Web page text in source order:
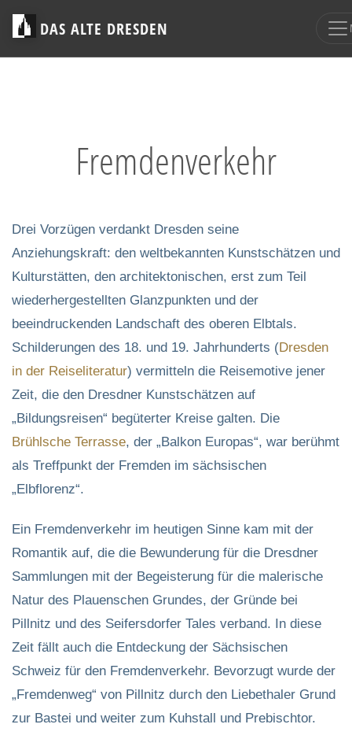
DAS ALTE DRESDEN
Fremdenverkehr
Drei Vorzügen verdankt Dresden seine
Anziehungskraft: den weltbekannten Kunstschätzen und
Kulturstätten, den architektonischen, erst zum Teil
wiederhergestellten Glanzpunkten und der
beeindruckenden Landschaft des oberen Elbtals.
Schilderungen des 18. und 19. Jahrhunderts (Dresden
in der Reiseliteratur) vermitteln die Reisemotive jener
Zeit, die den Dresdner Kunstschätzen auf
„Bildungsreisen“ begüterter Kreise galten. Die
Brühlsche Terrasse, der „Balkon Europas“, war berühmt
als Treffpunkt der Fremden im sächsischen
„Elbflorenz“.
Ein Fremdenverkehr im heutigen Sinne kam mit der
Romantik auf, die die Bewunderung für die Dresdner
Sammlungen mit der Begeisterung für die malerische
Natur des Plauenschen Grundes, der Gründe bei
Pillnitz und des Seifersdorfer Tales verband. In diese
Zeit fällt auch die Entdeckung der Sächsischen
Schweiz für den Fremdenverkehr. Bevorzugt wurde der
„Fremdenweg“ von Pillnitz durch den Liebethaler Grund
zur Bastei und weiter zum Kuhstall und Prebischtor.